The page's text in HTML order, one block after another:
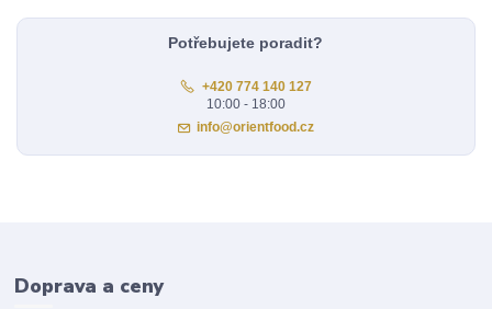
Potřebujete poradit?
+420 774 140 127
10:00 - 18:00
info@orientfood.cz
Doprava a ceny